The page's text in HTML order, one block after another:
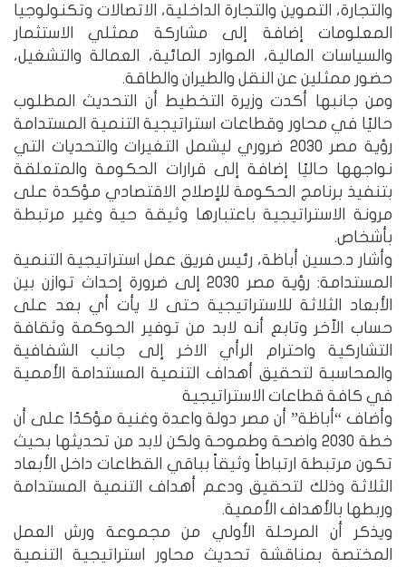
والتجارة، التموين والتجارة الداخلية، الاتصالات وتكنولوجيا
المعلومات إضافة إلى مشاركة ممثلي الاستثمار
والسياسات المالية، الموارد المائية، العمالة والتشغيل،
حضور ممثلين عن النقل والطيران والطاقة.
ومن جانبها أكدت وزيرة التخطيط أن التحديث المطلوب
حاليًا في محاور وقطاعات استراتيجية التنمية المستدامة
رؤية مصر 2030 ضروري ليشمل التغيرات والتحديات التي
نواجهها حاليًا إضافة إلى قرارات الحكومة والمتعلقة
بتنفيذ برنامج الحكومة للإصلاح الاقتصادي مؤكدة على
مرونة الاستراتيجية باعتبارها وثيقة حية وغير مرتبطة
بأشخاص.
وأشار د.حسين أباظة، رئيس فريق عمل استراتيجية التنمية
المستدامة: رؤية مصر 2030 إلى ضرورة إحداث توازن بين
الأبعاد الثلاثة للاستراتيجية حتى لا يأت أي بعد على
حساب الاّخر وتابع أنه لابد من توفير الحوكمة وثقافة
التشاركية واحترام الرأي الاخر إلى جانب الشفافية
والمحاسبة لتحقيق أهداف التنمية المستدامة الأممية
في كافة قطاعات الاستراتيجية
وأضاف “أباظة” أن مصر دولة واعدة وغنية مؤكدًا على أن
خطة 2030 واضحة وطموحة ولكن لابد من تحديثها بحيث
تكون مرتبطة ارتباطاً وثيقاً بباقي القطاعات داخل الأبعاد
الثلاثة وذلك لتحقيق ودعم أهداف التنمية المستدامة
وربطها بالأهداف الأممية.
ويذكر أن المرحلة الأولي من مجموعة ورش العمل
المختصة بمناقشة تحديث محاور استراتيجية التنمية